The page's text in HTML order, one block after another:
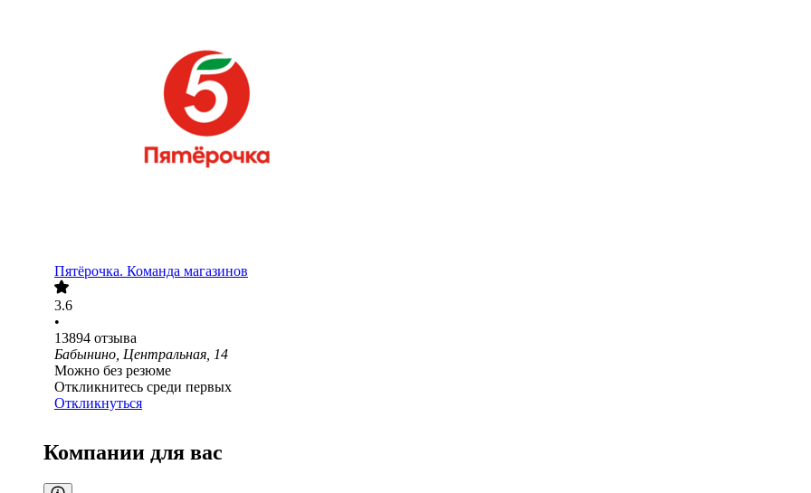
Пятёрочка. Команда магазинов
3.6
•
13894 отзыва
Бабынино, Центральная, 14
Можно без резюме
Откликнитесь среди первых
Откликнуться
Компании для вас